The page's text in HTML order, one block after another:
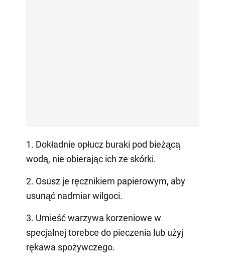
1. Dokładnie opłucz buraki pod bieżącą
wodą, nie obierając ich ze skórki.
2. Osusz je ręcznikiem papierowym, aby
usunąć nadmiar wilgoci.
3. Umieść warzywa korzeniowe w
specjalnej torebce do pieczenia lub użyj
rękawa spożywczego.